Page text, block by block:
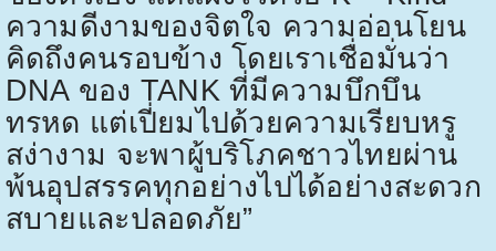
ความดีงามของจิตใจ ความอ่อนโยน
คิดถึงคนรอบข้าง โดยเราเชื่อมั่นว่า
DNA ของ TANKที่มีความบึกบึน
ทรหด แต่เปี่ยมไปด้วยความเรียบหรู
สง่างาม จะพาผู้บริโภคชาวไทยผ่าน
พ้นอุปสรรคทุกอย่างไปได้อย่างสะดวก
สบายและปลอดภัย”